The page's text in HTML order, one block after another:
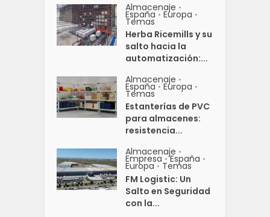
Almacenaje •
España • Europa •
Temas
Herba Ricemills y su
salto hacia la
automatización:...
Almacenaje •
España • Europa •
Temas
Estanterías de PVC
para almacenes:
resistencia...
Almacenaje •
Empresa • España •
Europa • Temas
FM Logistic: Un
Salto en Seguridad
con la...